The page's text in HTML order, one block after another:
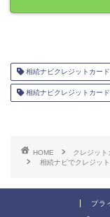
相続ナビクレジットカード
相続ナビクレジットカー
HOME
クレジット
相続ナビでクレジッ
プラ